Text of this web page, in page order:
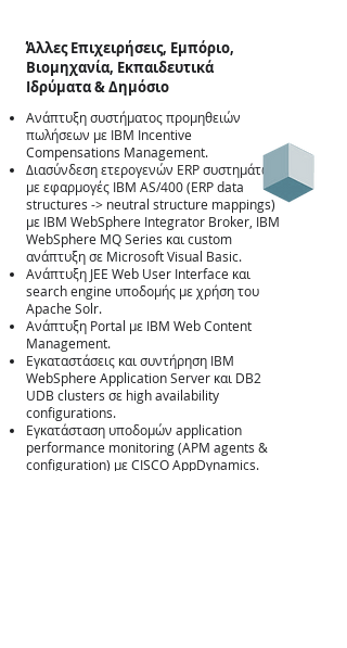
Άλλες Επιχειρήσεις, Εμπόριο,
Βιομηχανία, Εκπαιδευτικά
Ιδρύματα & Δημόσιο
Ανάπτυξη συστήματος προμηθειών
πωλήσεων με IBM Incentive
Compensations Management.
Διασύνδεση ετερογενών ERP συστημάτων
με εφαρμογές IBM AS/400 (ERP data
structures -> neutral structure mappings)
με IBM WebSphere Integrator Broker, ΙΒΜ
WebSphere MQ Series και custom
ανάπτυξη σε Microsoft Visual Basic.
Ανάπτυξη JEE Web User Interface και
search engine υποδομής με χρήση του
Apache Solr.
Ανάπτυξη Portal με IBM Web Content
Management.
Εγκαταστάσεις και συντήρηση IBM
WebSphere Application Server και DB2
UDB clusters σε high availability
configurations.
Εγκατάσταση υποδομών application
performance monitoring (APM agents &
configuration) με CISCO AppDynamics.